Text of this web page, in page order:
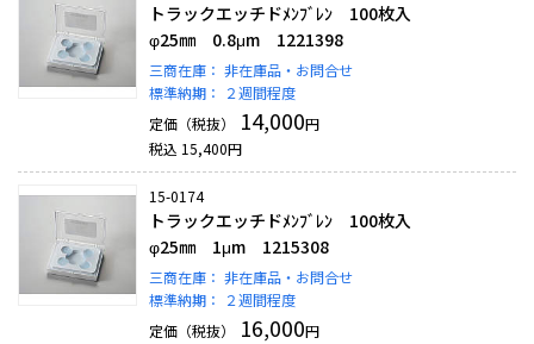
トラックエッチドﾒﾝﾌﾞﾚﾝ 100枚入
φ25㎜ 0.8μm 1221398
三商在庫： 非在庫品・お問合せ
標準納期：
２週間程度
定価（税抜）
14,000円
税込 15,400円
15-0174
トラックエッチドﾒﾝﾌﾞﾚﾝ 100枚入
φ25㎜ 1μm 1215308
三商在庫： 非在庫品・お問合せ
標準納期：
２週間程度
定価（税抜）
16,000円